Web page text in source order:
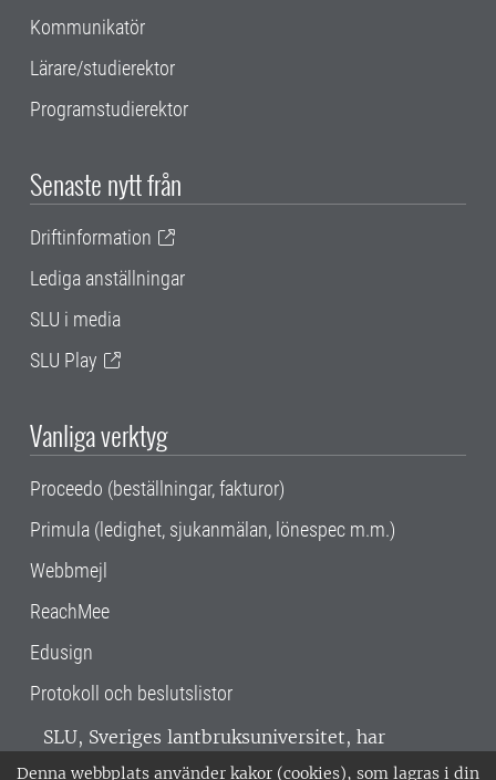
Denna webbplats använder kakor (cookies), som lagras i din
Kommunikatör
Lärare/studierektor
Programstudierektor
Senaste nytt från
Driftinformation
Lediga anställningar
SLU i media
SLU Play
Vanliga verktyg
Proceedo (beställningar, fakturor)
Primula (ledighet, sjukanmälan, lönespec m.m.)
Webbmejl
ReachMee
Edusign
Protokoll och beslutslistor
SLU, Sveriges lantbruksuniversitet, har
verksamhet över hela Sverige. Huvudorter är